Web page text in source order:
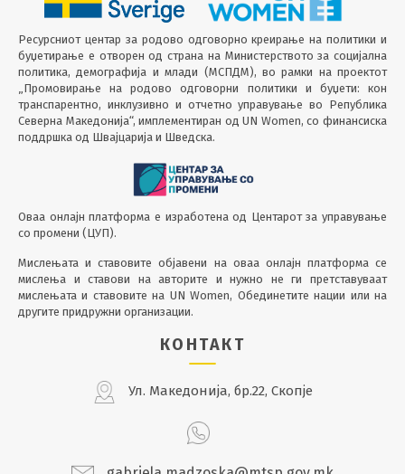
Ресурсниот центар за родово одговорно креирање на политики и
буџетирање е отворен од страна на Министерството за социјална
политика, демографија и млади (МСПДМ), во рамки на проектот
„Промовирање на родово одговорни политики и буџети: кон
транспарентно, инклузивно и отчетно управување во Република
Северна Македонија“, имплементиран од UN Women, со финансиска
поддршка од Швајцарија и Шведска.
Оваа онлајн платформа е изработена од Центарот за управување
со промени (ЦУП).
Мислењата и ставовите објавени на оваа онлајн платформа се
мислења и ставови на авторите и нужно не ги претставуваат
мислењата и ставовите на UN Women, Обединетите нации или на
другите придружни организации.
КОНТАКТ
Ул. Македонија, бр.22, Скопје